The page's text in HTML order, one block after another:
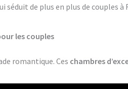
de plus en plus de couples
les couples
romantique. Ces chambres